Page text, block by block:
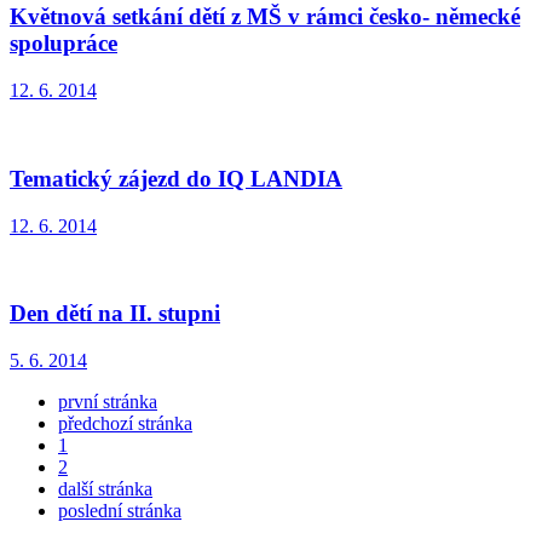
Květnová setkání dětí z MŠ v rámci česko- německé
spolupráce
12. 6. 2014
Tematický zájezd do IQ LANDIA
12. 6. 2014
Den dětí na II. stupni
5. 6. 2014
první stránka
předchozí stránka
1
2
další stránka
poslední stránka